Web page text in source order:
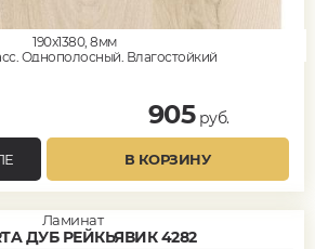
190x1380, 8мм
Однополосный, Влагостойкий
905руб.
В КОРЗИНУ
Ламинат
ДУБ РЕЙКЬЯВИК 4282